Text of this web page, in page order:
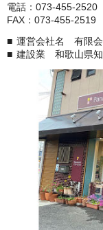
電話：073-455-2520
FAX：073-455-2519
運営会社名 有限会
建設業 和歌山県知